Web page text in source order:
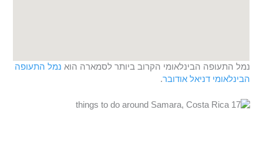
נמל התעופה הבינלאומי הקרוב ביותר לסמארה הוא נמל התעופה
הבינלאומי דניאל אודובר.